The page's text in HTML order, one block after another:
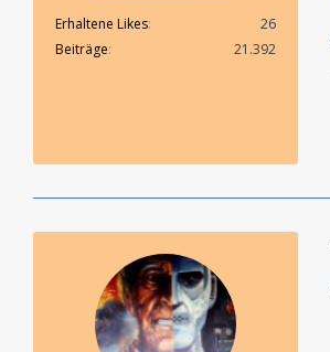
Erhaltene Likes
26
Beiträge
21.392